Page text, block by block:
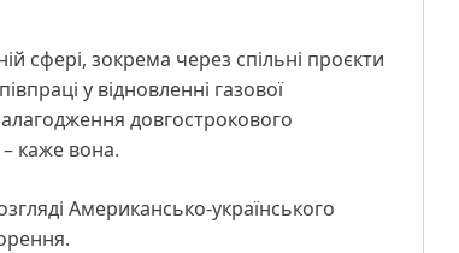
сфері, зокрема через спільні проєкти
у відновленні газової
довгострокового
– каже вона.
Американсько-українського